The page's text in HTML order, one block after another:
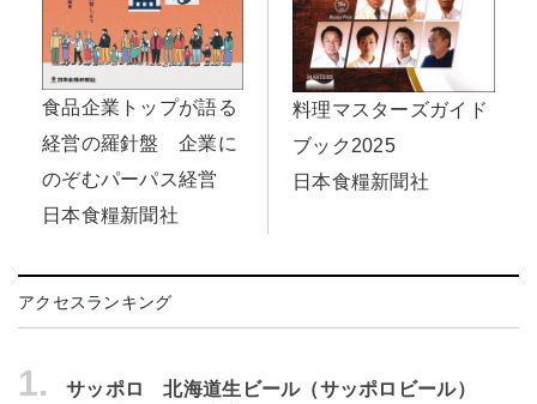
食品企業トップが語る
経営の羅針盤 企業に
のぞむパーパス経営
日本食糧新聞社
料理マスターズガイド
ブック2025
日本食糧新聞社
アクセスランキング
1.
サッポロ 北海道生ビール（サッポロビール）